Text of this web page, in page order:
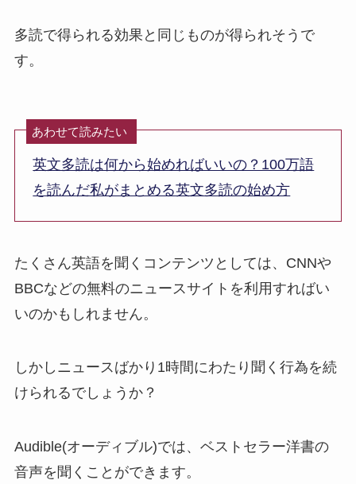
多読で得られる効果と同じものが得られそうで
す。
あわせて読みたい
英文多読は何から始めればいいの？100万語
を読んだ私がまとめる英文多読の始め方
たくさん英語を聞くコンテンツとしては、CNNや
BBCなどの無料のニュースサイトを利用すればい
いのかもしれません。
しかしニュースばかり1時間にわたり聞く行為を続
けられるでしょうか？
Audible(オーディブル)では、ベストセラー洋書の
音声を聞くことができます。